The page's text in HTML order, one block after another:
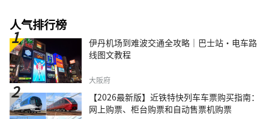
人气排行榜
伊丹机场到难波交通全攻略｜巴士站・电车路
线图文教程
大阪府
【2026最新版】近铁特快列车车票购买指南：
网上购票、柜台购票和自动售票机购票